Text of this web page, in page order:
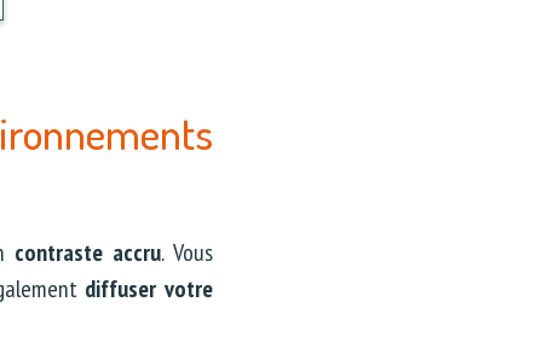
contraste accru. Vous
diffuser votre